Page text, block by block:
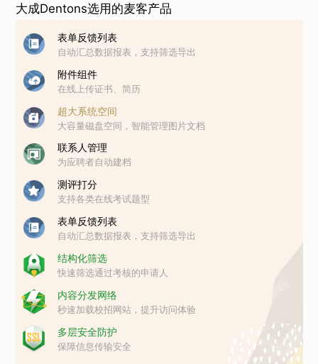
大成Dentons选用的麦客产品
表单反馈列表
自动汇总数据报表，支持筛选导出
附件组件
在线上传证书、简历
超大系统空间
大容量磁盘空间，智能管理图片文档
联系人管理
为应聘者自动建档
测评打分
支持各类在线考试题型
表单反馈列表
自动汇总数据报表，支持筛选导出
结构化筛选
快速筛选通过考核的申请人
内容分发网络
秒速加载校招网站，提升访问体验
多层安全防护
保障信息传输安全